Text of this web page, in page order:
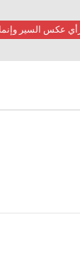
رأي عكس السير